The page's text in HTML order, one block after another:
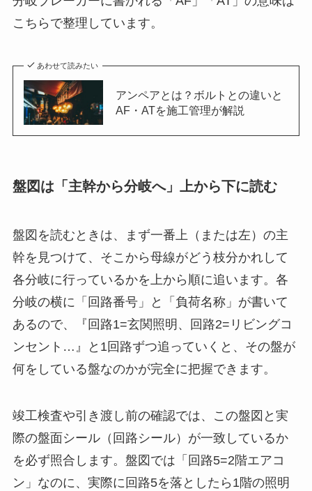
こちらで整理しています。
あわせて読みたい
アンペアとは？ボルトとの違いと
AF・ATを施工管理が解説
盤図は「主幹から分岐へ」上から下に読む
盤図を読むときは、まず一番上（または左）の主
幹を見つけて、そこから母線がどう枝分かれして
各分岐に行っているかを上から順に追います。各
分岐の横に「回路番号」と「負荷名称」が書いて
あるので、『回路1=玄関照明、回路2=リビングコ
ンセント…』と1回路ずつ追っていくと、その盤が
何をしている盤なのかが完全に把握できます。
竣工検査や引き渡し前の確認では、この盤図と実
際の盤面シール（回路シール）が一致しているか
を必ず照合します。盤図では「回路5=2階エアコ
ン」なのに、実際に回路5を落としたら1階の照明